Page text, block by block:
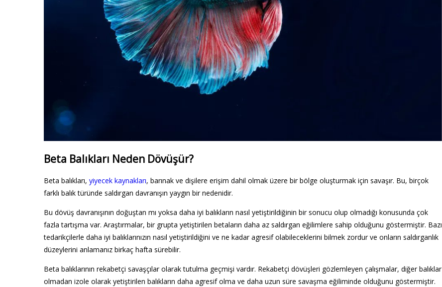
Beta Balıkları Neden Dövüşür?
Beta balıkları, yiyecek kaynakları, barınak ve dişilere erişim dahil olmak üzere bir bölge oluşturmak için savaşır. Bu, birçok
farklı balık türünde saldırgan davranışın yaygın bir nedenidir.
Bu dövüş davranışının doğuştan mı yoksa daha iyi balıkların nasıl yetiştirildiğinin bir sonucu olup olmadığı konusunda çok
fazla tartışma var. Araştırmalar, bir grupta yetiştirilen betaların daha az saldırgan eğilimlere sahip olduğunu göstermiştir. Bazı
tedarikçilerle daha iyi balıklarınızın nasıl yetiştirildiğini ve ne kadar agresif olabileceklerini bilmek zordur ve onların saldırganlık
düzeylerini anlamanız birkaç hafta sürebilir.
Beta balıklarının rekabetçi savaşçılar olarak tutulma geçmişi vardır. Rekabetçi dövüşleri gözlemleyen çalışmalar, diğer balıklar
olmadan izole olarak yetiştirilen balıkların daha agresif olma ve daha uzun süre savaşma eğiliminde olduğunu göstermiştir.